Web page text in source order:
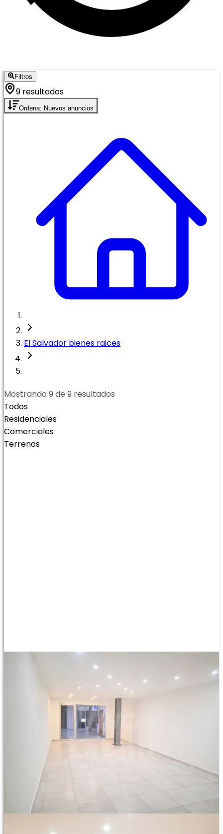
Filtros
9 resultados
Ordena: Nuevos anuncios
El Salvador bienes raices
Mostrando 9 de 9 resultados
Todos
Residenciales
Comerciales
Terrenos